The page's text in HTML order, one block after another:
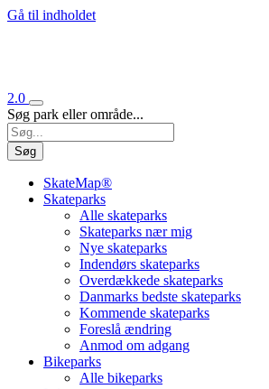
Gå til indholdet
2.0
Søg park eller område...
Søg
SkateMap®
Skateparks
Alle skateparks
Skateparks nær mig
Nye skateparks
Indendørs skateparks
Overdækkede skateparks
Danmarks bedste skateparks
Kommende skateparks
Foreslå ændring
Anmod om adgang
Bikeparks
Alle bikeparks